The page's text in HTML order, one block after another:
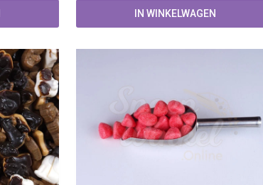
IN WINKELWAGEN